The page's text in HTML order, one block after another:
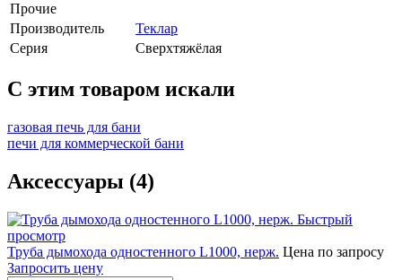
Прочие
Производитель
Теклар
Серия
Сверхтяжёлая
C этим товаром искали
газовая печь для бани
печи для коммерческой бани
Аксессуары (4)
Быстрый
просмотр
Труба дымохода одностенного L1000, нерж. Цена по запросу
Запросить цену